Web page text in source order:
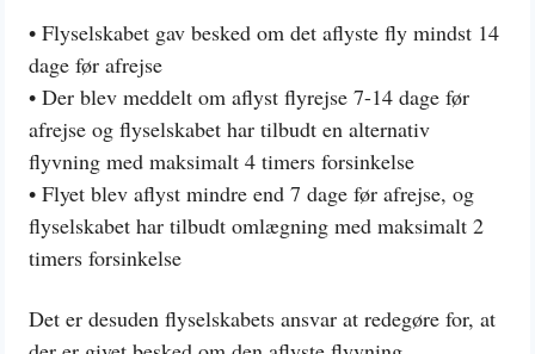
• Flyselskabet gav besked om det aflyste fly mindst 14
dage før afrejse
• Der blev meddelt om aflyst flyrejse 7-14 dage før
afrejse og flyselskabet har tilbudt en alternativ
flyvning med maksimalt 4 timers forsinkelse
• Flyet blev aflyst mindre end 7 dage før afrejse, og
flyselskabet har tilbudt omlægning med maksimalt 2
timers forsinkelse
Det er desuden flyselskabets ansvar at redegøre for, at